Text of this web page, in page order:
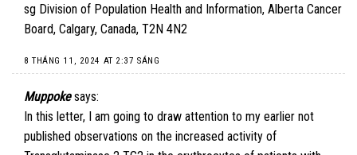
sg Division of Population Health and Information, Alberta Cancer
Board, Calgary, Canada, T2N 4N2
8 THÁNG 11, 2024 AT 2:37 SÁNG
Muppoke says:
In this letter, I am going to draw attention to my earlier not
published observations on the increased activity of